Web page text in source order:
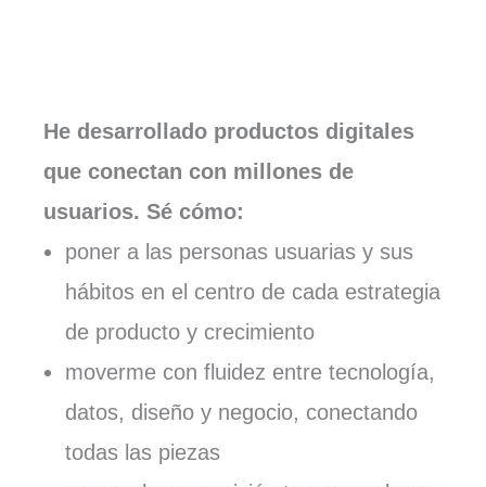
He desarrollado productos digitales
que conectan con millones de
usuarios. Sé cómo:
poner a las personas usuarias y sus
hábitos en el centro de cada estrategia
de producto y crecimiento
moverme con fluidez entre tecnología,
datos, diseño y negocio, conectando
todas las piezas